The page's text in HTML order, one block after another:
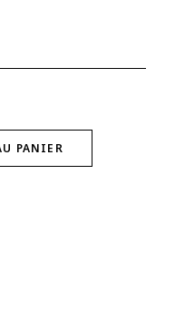
quantity
PANIER